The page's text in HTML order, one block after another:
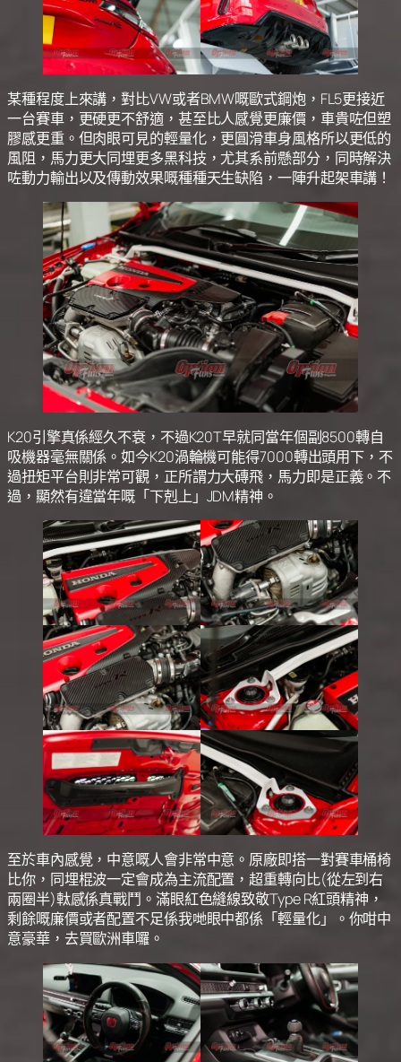
某種程度上來講，對比VW或者BMW嘅歐式鋼炮，FL5更接近
一台賽車，更硬更不舒適，甚至比人感覺更廉價，車貴咗但塑
膠感更重。但肉眼可見的輕量化，更圓滑車身風格所以更低的
風阻，馬力更大同埋更多黑科技，尤其系前懸部分，同時解決
咗動力輸出以及傳動效果嘅種種天生缺陷，一陣升起架車講！
K20引擎真係經久不衰，不過K20T早就同當年個副8500轉自
吸機器毫無關係。如今K20渦輪機可能得7000轉出頭用下，不
過扭矩平台則非常可觀，正所謂力大磚飛，馬力即是正義。不
過，顯然有違當年嘅「下剋上」JDM精神。
至於車內感覺，中意嘅人會非常中意。原廠即搭一對賽車桶椅
比你，同埋棍波一定會成為主流配置，超重轉向比(從左到右
兩圈半)軚感係真戰鬥。滿眼紅色縫線致敬Type R紅頭精神，
剩餘嘅廉價或者配置不足係我哋眼中都係「輕量化」。你咁中
意豪華，去買歐洲車囉。